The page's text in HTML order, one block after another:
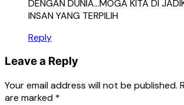
DENGAN DUNIA…MOGA KITA DI
INSAN YANG TERPILIH
Reply
Leave a Reply
Your email address will not be published.
are marked *